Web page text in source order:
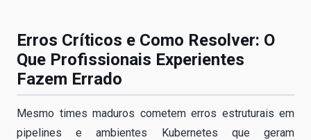
Erros Críticos e Como Resolver: O
Que Profissionais Experientes
Fazem Errado
Mesmo times maduros cometem erros estruturais em
pipelines e ambientes Kubernetes que geram